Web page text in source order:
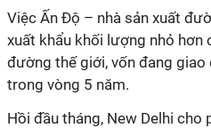
Việc Ấn Độ – nhà sản xuất
xuất khẩu khối lượng nhỏ hơn
đường thế giới, vốn đang
trong vòng 5 năm.
Hồi đầu tháng, New Delhi cho